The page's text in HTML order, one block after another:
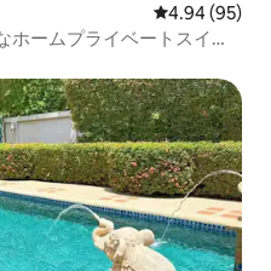
レビュー95
4.94 (95)
ホームプライベートスイミ